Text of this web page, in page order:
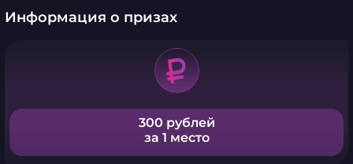
Информация о призах
300 рублей
за 1 место